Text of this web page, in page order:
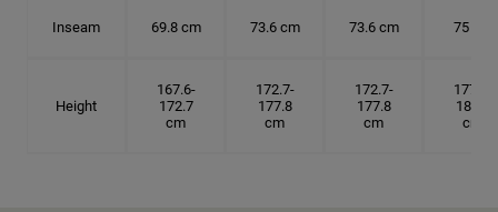
Inseam 69.8 cm 73.6 cm 73.6 cm 75 cm
Height
167.6-
172.7
cm
172.7-
177.8
cm
172.7-
177.8
cm
177.8-
182.9
cm